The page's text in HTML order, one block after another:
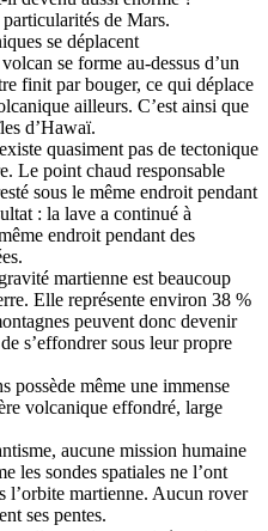
de Mars.
se déplacent
se forme au-dessus d’un
finit par bouger, ce qui déplace
ailleurs. C’est ainsi que
d’Hawaï.
quasiment pas de tectonique
Le point chaud responsable
sous le même endroit pendant
: la lave a continué à
endroit pendant des
martienne est beaucoup
Elle représente environ 38 %
peuvent donc devenir
s’effondrer sous leur propre
possède même une immense
volcanique effondré, large
aucune mission humaine
les sondes spatiales ne l’ont
l’orbite martienne. Aucun rover
ses pentes.